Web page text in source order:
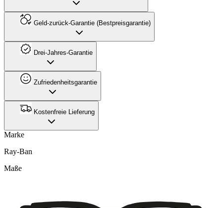
Geld-zurück-Garantie (Bestpreisgarantie)
Drei-Jahres-Garantie
Zufriedenheitsgarantie
Kostenfreie Lieferung
Marke
Ray-Ban
Maße